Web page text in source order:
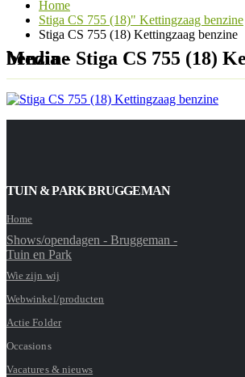
Home
Stiga CS 755 (18)" Kettingzaag benzine
Stiga CS 755 (18) Kettingzaag benzine
Media - Stiga CS 755 (18) Kettingzaag benzine
TUIN & PARK BRUGGEMAN
Home
Shows/opendagen - Bruggeman -
Tuin en Park
Wie zijn wij
Webwinkel/producten
Actie Folder
Occasions
Vacatures & nieuws